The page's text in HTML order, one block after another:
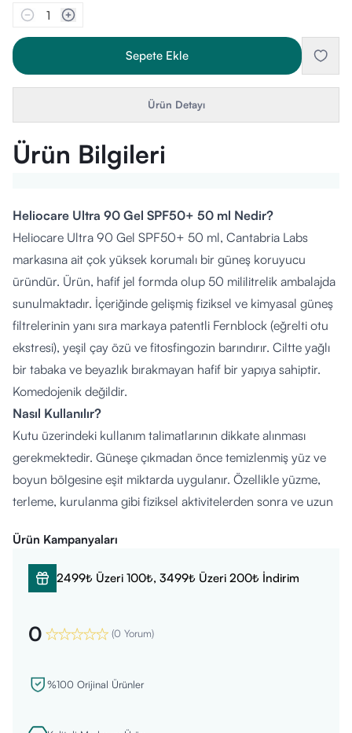
1
Sepete Ekle
Ürün Detayı
Ürün Bilgileri
Heliocare Ultra 90 Gel SPF50+ 50 ml Nedir?
Heliocare Ultra 90 Gel SPF50+ 50 ml, Cantabria Labs
markasına ait çok yüksek korumalı bir güneş koruyucu
üründür. Ürün, hafif jel formda olup 50 mililitrelik ambalajda
sunulmaktadır. İçeriğinde gelişmiş fiziksel ve kimyasal güneş
filtrelerinin yanı sıra markaya patentli Fernblock (eğrelti otu
ekstresi), yeşil çay özü ve fitosfingozin barındırır. Ciltte yağlı
bir tabaka ve beyazlık bırakmayan hafif bir yapıya sahiptir.
Komedojenik değildir.
Nasıl Kullanılır?
Kutu üzerindeki kullanım talimatlarının dikkate alınması
gerekmektedir. Güneşe çıkmadan önce temizlenmiş yüz ve
boyun bölgesine eşit miktarda uygulanır. Özellikle yüzme,
terleme, kurulanma gibi fiziksel aktivitelerden sonra ve uzun
yenilenmesi önerilir. Göz çevresiyle direkt temasından
kaçınılmalıdır.
Kimler Kullanabilir?
gösteren karma ve yağlı cilt yapısına sahip yetişkinlerin
hastalık veya ilaç kullanılması durumlarında gıda takviyesi ya
Ürün Kampanyaları
2499₺ Üzeri 100₺, 3499₺ Üzeri 200₺ İndirim
0 (0 Yorum)
%100 Orijinal Ürünler